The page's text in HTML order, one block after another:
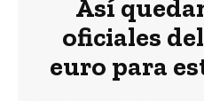
Así
oficiales
euro para